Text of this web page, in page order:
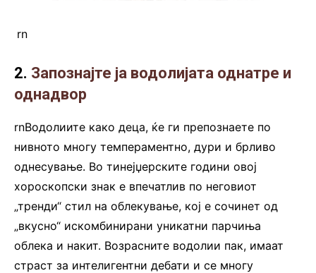
rn
2. Запознајте ја водолијата однатре и
однадвор
rnВодолиите како деца, ќе ги препознаете по
нивното многу темпераментно, дури и брливо
однесување. Во тинејџерските години овој
хороскопски знак е впечатлив по неговиот
„тренди“ стил на облекување, кој е сочинет од
„вкусно“ искомбинирани уникатни парчиња
облека и накит. Возрасните водолии пак, имаат
страст за интелигентни дебати и се многу